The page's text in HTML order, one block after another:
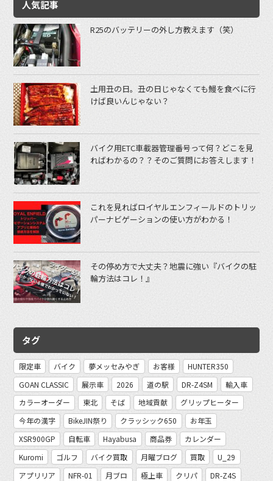
人気記事
R25のバッテリーの外し方教えます（笑）
土用丑の日。丑の日じゃなくても鰻を食べに行
けば良いんじゃない？
バイク用ETC車載器管理番号って何？どこを見
ればわかるの？？そのご質問にお答えします！
これを見ればロイヤルエンフィールドのトリッ
パーナビゲーションの使い方がわかる！
その停め方で大丈夫？地震に強い『バイクの駐
輪方法はコレ！』
タグ
限定車 バイク 夢メッセみやぎ お客様
HUNTER350
GOAN CLASSIC
展示車 2026 道の駅 DR-Z4SM
輸入車
カラーオーダー
東北 そば 地域貢献
グリップヒーター
今年の漢字
BikeJIN祭り クラッシック650
お年玉
XSR900GP
自転車 Hayabusa 商品券
カレンダー
Kuromi
ゴルフ バイク買取 月曜ブログ 買取
U_29
アプリリア
NFR-01 月ブロ 極上車 クリパ
DR-Z4S